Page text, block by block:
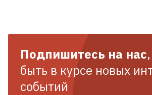
Подпишитесь на нас
быть в курсе новых
событий